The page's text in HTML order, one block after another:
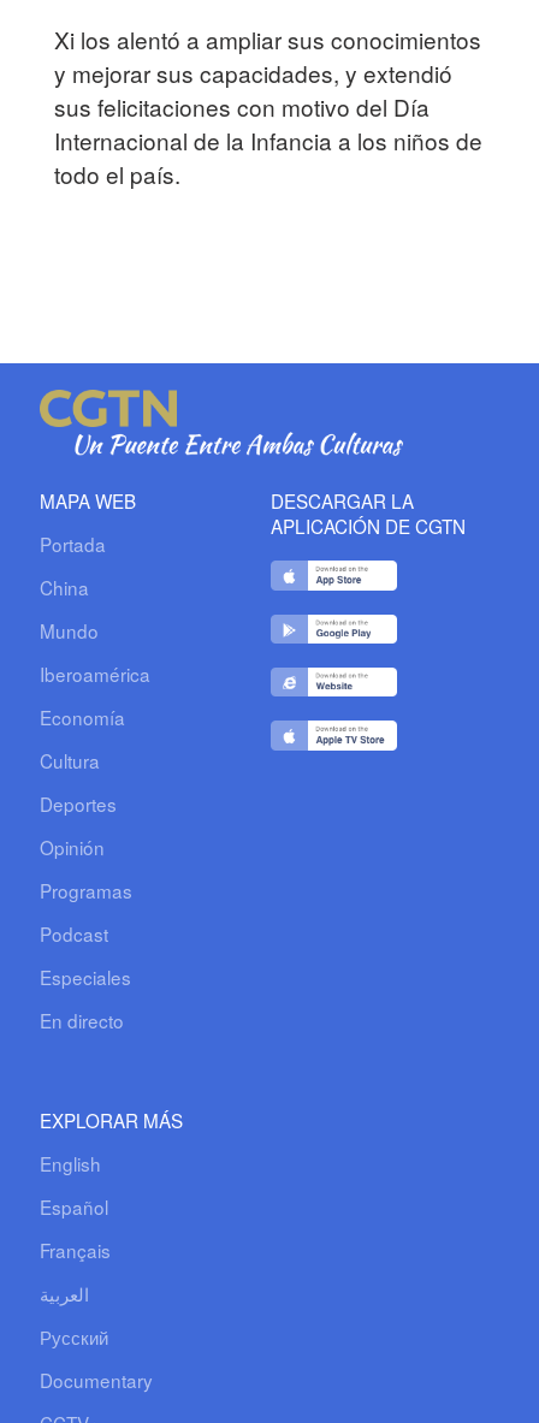
Xi los alentó a ampliar sus conocimientos
y mejorar sus capacidades, y extendió
sus felicitaciones con motivo del Día
Internacional de la Infancia a los niños de
todo el país.
MAPA WEB
Portada
China
Mundo
Iberoamérica
Economía
Cultura
Deportes
Opinión
Programas
Podcast
Especiales
En directo
EXPLORAR MÁS
English
Español
Français
العربية
Русский
Documentary
DESCARGAR LA
APLICACIÓN DE CGTN